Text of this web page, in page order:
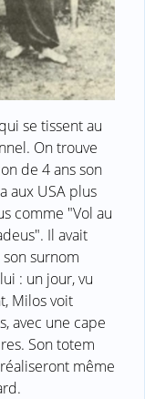
se tissent au
On trouve
de 4 ans son
aux USA plus
comme "Vol au
Il avait
surnom
: un jour, vu
Milos voit
avec une cape
Son totem
même